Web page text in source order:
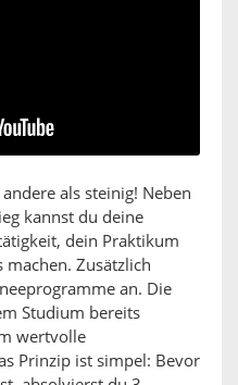
andere als steinig! Neben
kannst du deine
dein Praktikum
Zusätzlich
an. Die
Studium bereits
wertvolle
Prinzip ist simpel: Bevor